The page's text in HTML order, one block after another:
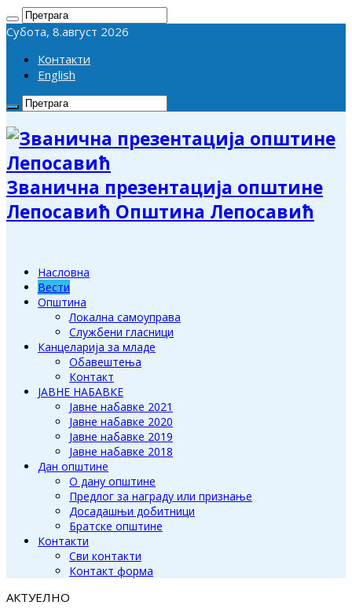
Субота, 8.август 2026
Контакти
English
Званична презентација општине
Лепосавић Општина Лепосавић
Насловна
Вести
Општина
Локална самоуправа
Службени гласници
Канцеларија за младе
Обавештења
Контакт
ЈАВНЕ НАБАВКЕ
Јавне набавке 2021
Јавне набавке 2020
Јавне набавке 2019
Јавне набавке 2018
Дан општине
О дану општине
Предлог за награду или признање
Досадашњи добитници
Братске општине
Контакти
Сви контакти
Контакт форма
АКТУЕЛНО